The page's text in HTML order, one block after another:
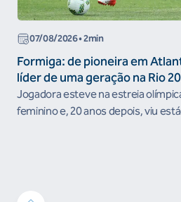
07/08/2026• 2min
Formiga: de pioneira em
líder de uma geração na Rio
Jogadora esteve na estreia
feminino e, 20 anos depois, viu